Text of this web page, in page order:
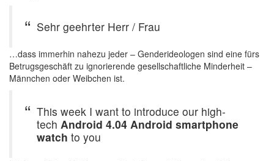
Sehr geehrter Herr / Frau
…dass immerhin nahezu jeder – Genderideologen sind eine fürs
Betrugsgeschäft zu ignorierende gesellschaftliche Minderheit –
Männchen oder Weibchen ist.
This week I want to introduce our high-
tech Android 4.04 Android smartphone
watch to you